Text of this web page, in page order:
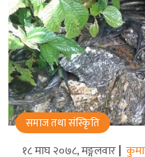
समाज तथा संस्किृति
१८ माघ २०७८, मङ्गलवार